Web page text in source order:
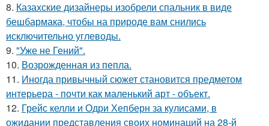
8. Казахские дизайнеры изобрели спальник в виде
бешбармака, чтобы на природе вам снились
исключительно углеводы.
9. "Уже не Гений".
10. Возрожденная из пепла.
11. Иногда привычный сюжет становится предметом
интерьера - почти как маленький арт - объект.
12. Грейс келли и Одри Хепберн за кулисами, в
ожидании представления своих номинаций на 28-й